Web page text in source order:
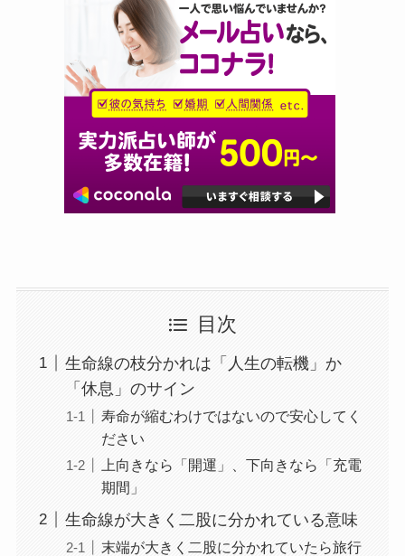
目次
生命線の枝分かれは「人生の転機」か
「休息」のサイン
寿命が縮むわけではないので安心してく
ださい
上向きなら「開運」、下向きなら「充電
期間」
生命線が大きく二股に分かれている意味
末端が大きく二股に分かれていたら旅行